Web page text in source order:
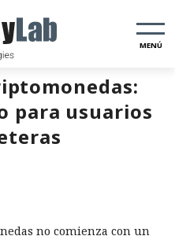
MENÚ
para usuarios
no comienza con un